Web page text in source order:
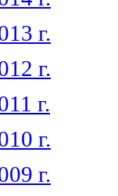
г.
г.
г.
г.
г.